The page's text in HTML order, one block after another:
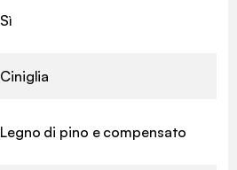
Sì
Ciniglia
Legno di pino e compensato